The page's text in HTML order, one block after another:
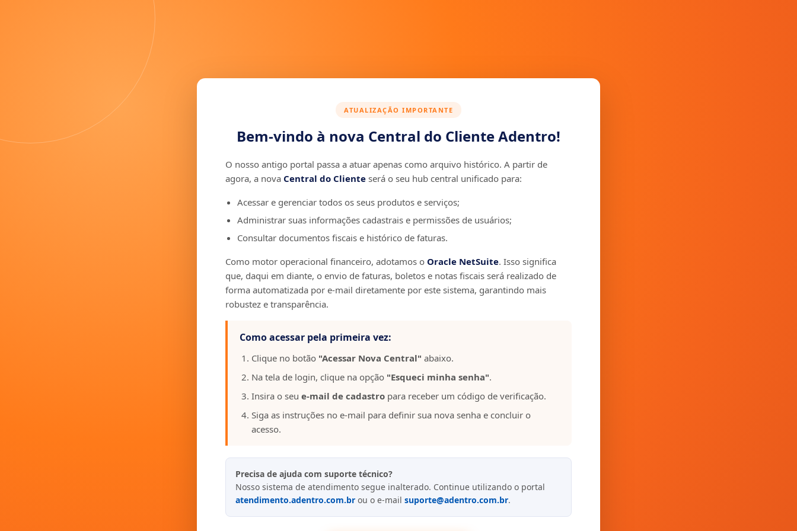
ATUALIZAÇÃO IMPORTANTE
Bem-vindo à nova Central do Cliente Adentro!
O nosso antigo portal passa a atuar apenas como arquivo histórico. A partir de
agora, a nova Central do Cliente será o seu hub central unificado para:
Acessar e gerenciar todos os seus produtos e serviços;
Administrar suas informações cadastrais e permissões de usuários;
Consultar documentos fiscais e histórico de faturas.
Como motor operacional financeiro, adotamos o Oracle NetSuite. Isso significa
que, daqui em diante, o envio de faturas, boletos e notas fiscais será realizado de
forma automatizada por e-mail diretamente por este sistema, garantindo mais
robustez e transparência.
Como acessar pela primeira vez:
Clique no botão "Acessar Nova Central" abaixo.
Na tela de login, clique na opção "Esqueci minha senha".
Insira o seu e-mail de cadastro para receber um código de verificação.
Siga as instruções no e-mail para definir sua nova senha e concluir o
acesso.
Precisa de ajuda com suporte técnico?
Nosso sistema de atendimento segue inalterado. Continue utilizando o portal
atendimento.adentro.com.br ou o e-mail suporte@adentro.com.br.